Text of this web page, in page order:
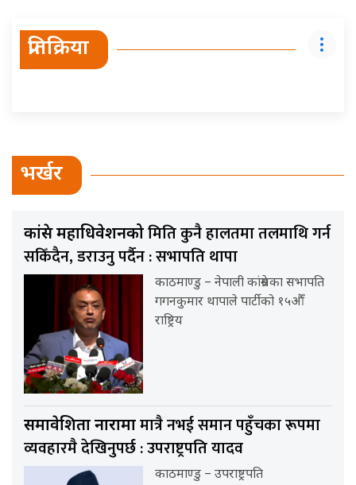
प्रतिक्रिया
भर्खर
कांग्रेस महाधिवेशनकोमिति कुनै हालतमा तलमाथि गर्न
सकिँदैन, डराउनु पर्दैन : सभापति थापा
काठमाण्डु – नेपाली कांग्रेसका सभापति
गगनकुमार थापाले पार्टीको १५औँ
राष्ट्रिय
समावेशिता नारामामात्रै नभई समान पहुँचका रूपमा
व्यवहारमै देखिनुपर्छ : उपराष्ट्रपति यादव
काठमाण्डु – उपराष्ट्रपति